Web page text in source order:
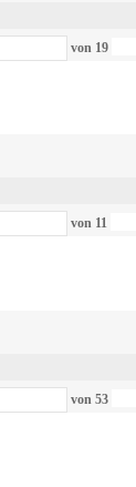
von 19
von 11
von53